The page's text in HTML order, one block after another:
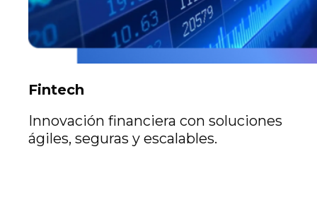
Fintech
Innovación financiera con soluciones
ágiles, seguras y escalables.